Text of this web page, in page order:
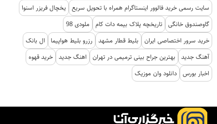
سایت رسمی خرید فالوور اینستاگرام همراه با تحویل سریع یخچال فریزر اسنوا
گاوصندوق خانگی تاریخچه پلاک بیمه دات کام
ملودی 98
خرید سرور اختصاصی ایران
بلیط قطار مشهد رزرو بلیط هواپیما
ال بانک
آهنگ جدید
بهترین جراح بینی ترمیمی در تهران اهنگ جدید خرید قهوه
اخبار بورس دانلود وان موزیک